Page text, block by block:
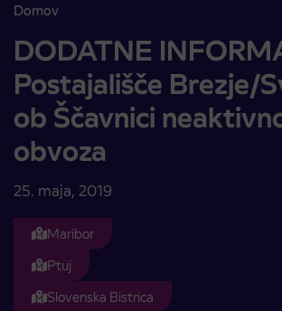
Domov
DODATNE INFORMACIJE: Postajališče
DODATNE
Postajališče Brezje/
ob Ščavnici
obvoza
25. maja, 2019
Maribor
Ptuj
Slovenska Bistrica